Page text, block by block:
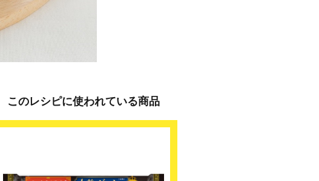
このレシピに使われている商品